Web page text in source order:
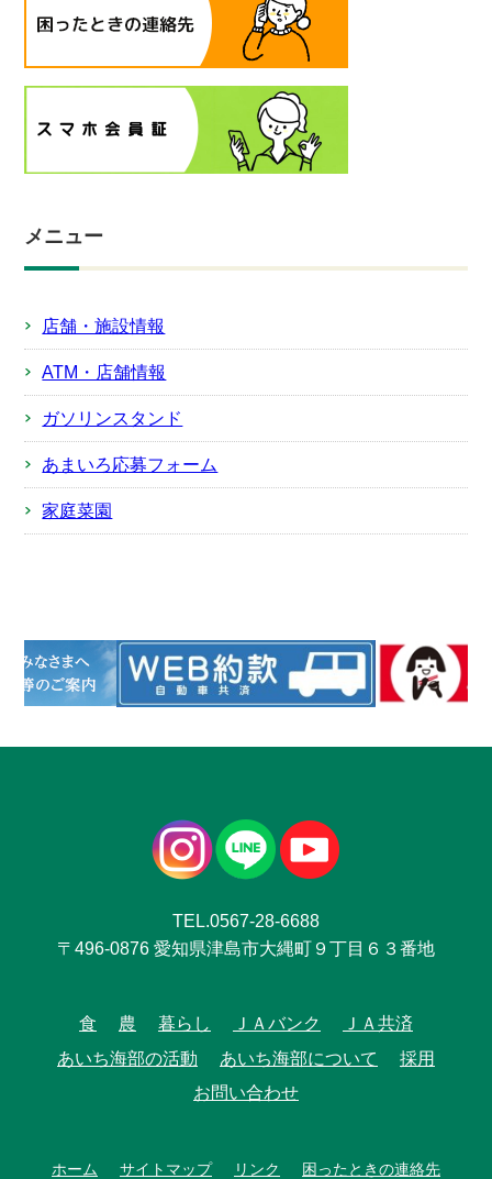
メニュー
店舗・施設情報
ATM・店舗情報
ガソリンスタンド
あまいろ応募フォーム
家庭菜園
TEL.0567-28-6688
〒496-0876 愛知県津島市大縄町９丁目６３番地
食 農 暮らし ＪＡバンク
ＪＡ共済
あいち海部の活動
あいち海部について
採用
お問い合わせ
ホーム サイトマップ リンク 困ったときの連絡先